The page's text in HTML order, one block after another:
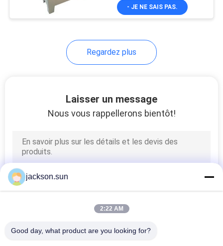
108L
- JE NE SAIS PAS.
Regardez plus
Laisser un message
Nous vous rappellerons bientôt!
jackson.sun
2:22 AM
Good day, what product are you looking for?